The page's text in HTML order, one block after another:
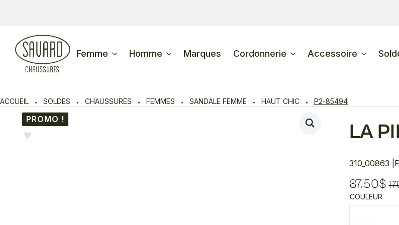
Femme Homme Marques Cordonnerie Accessoire
ACCUEIL SOLDES CHAUSSURES FEMMES SANDALE FEMME HAUT CHIC P2-85494
PROMO !
♥︎ LA
310_00863 |
Le
prix
87.50$
Le
prix
COULEUR